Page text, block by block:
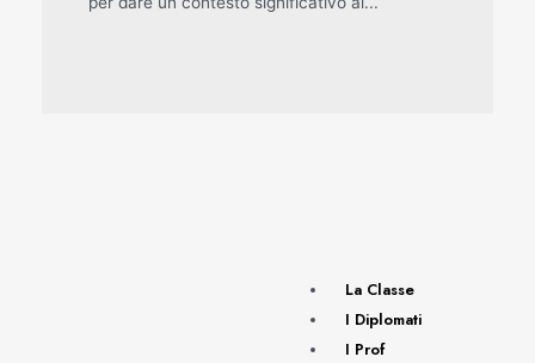
La Classe
I Diplomati
I Prof